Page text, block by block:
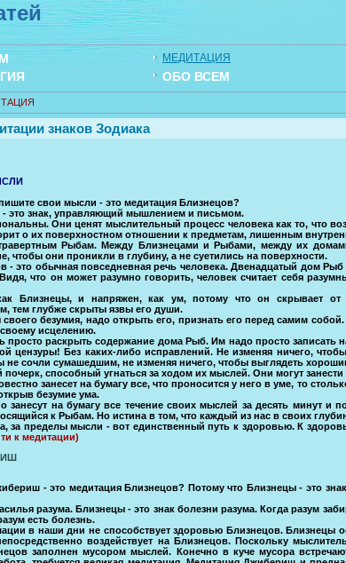
МЕДИТАЦИЯ
ОБО ВСЕМ
знаков Зодиака
свои мысли - это медитация Близнецов?
- это знак, управляющий мышлением и письмом.
Они ценят мыслительный процесс человека как то, что
о их поверхностном отношении к предметам, лишенным
Рыбам. Между Близнецами и Рыбами, между их
чтобы они проникли в глубину, а не суетились на поверхности.
- это обычная повседневная речь человека. Двенадцатый дом Рыб
что он может разумно говорить, человек считает себя
Близнецы, и напряжен, как ум, потому что он скрывает
тем глубже скрыты язвы его души.
безумия, надо открыть его, признать его перед самим
исцелению.
просто раскрыть содержание дома Рыб. Им надо просто записать
цензуры! Без каких-либо исправлений. Не изменяя ничего,
не сочли сумашедшим, не изменяя ничего, чтобы выглядеть
способный угнаться за ходом их мыслей. Они могут занести
занесет на бумагу все, что проносится у него в уме, то
безумие ума.
занесут на бумагу все течение своих мыслей за десять минут и
к Рыбам. Но истина в том, что каждый из нас в своих
за пределы мысли - вот единственный путь к здоровью. К
к медитации)
- это медитация Близнецов? Потому что Близнецы - это
разума. Близнецы - это знак болезни разума. Когда разум
есть болезнь.
в наши дни не способствует здоровью Близнецов. Близнецы
воздействует на Близнецов. Поскольку
заполнен мусором мыслей. Конечно в куче мусора